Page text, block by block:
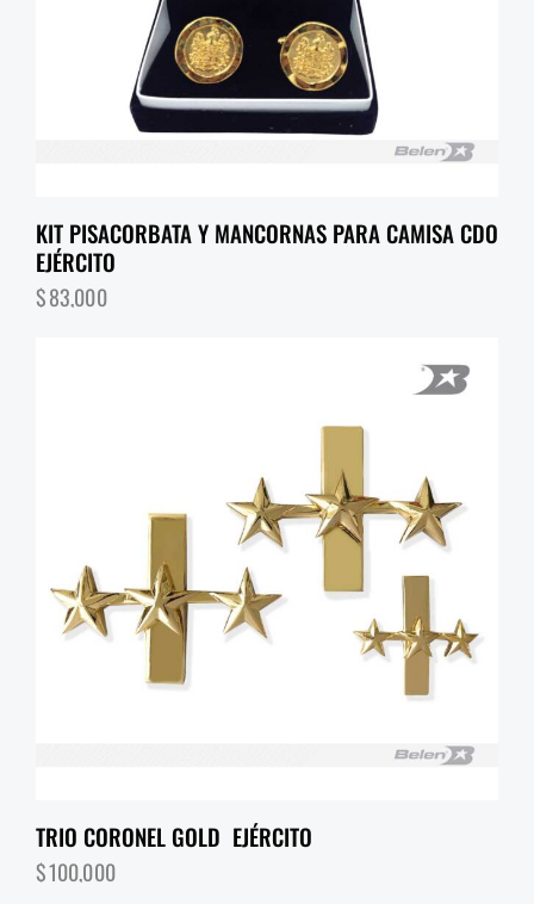
KIT PISACORBATA Y MANCORNAS PARA CAMISA CDO
EJÉRCITO
$83,000
TRIO CORONEL GOLD EJÉRCITO
$100,000